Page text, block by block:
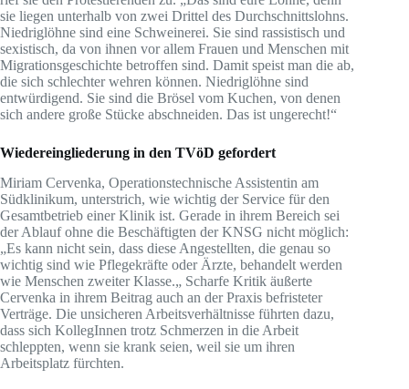
sie liegen unterhalb von zwei Drittel des Durchschnittslohns.
Niedriglöhne sind eine Schweinerei. Sie sind rassistisch und
sexistisch, da von ihnen vor allem Frauen und Menschen mit
Migrationsgeschichte betroffen sind. Damit speist man die ab,
die sich schlechter wehren können. Niedriglöhne sind
entwürdigend. Sie sind die Brösel vom Kuchen, von denen
sich andere große Stücke abschneiden. Das ist ungerecht!“
Wiedereingliederung in den TVöD gefordert
Miriam Cervenka, Operationstechnische Assistentin am
Südklinikum, unterstrich, wie wichtig der Service für den
Gesamtbetrieb einer Klinik ist. Gerade in ihrem Bereich sei
der Ablauf ohne die Beschäftigten der KNSG nicht möglich:
„Es kann nicht sein, dass diese Angestellten, die genau so
wichtig sind wie Pflegekräfte oder Ärzte, behandelt werden
wie Menschen zweiter Klasse.„ Scharfe Kritik äußerte
Cervenka in ihrem Beitrag auch an der Praxis befristeter
Verträge. Die unsicheren Arbeitsverhältnisse führten dazu,
dass sich KollegInnen trotz Schmerzen in die Arbeit
schleppten, wenn sie krank seien, weil sie um ihren
Arbeitsplatz fürchten.